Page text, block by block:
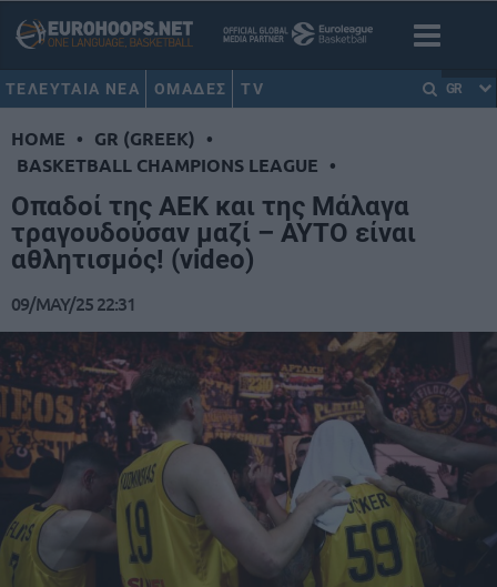
ΤΕΛΕΥΤΑΙΑ ΝΕΑ ΟΜΑΔΕΣ TV GR
HOME • GR (GREEK) •
BASKETBALL CHAMPIONS LEAGUE •
Οπαδοί της ΑΕΚ και της Μάλαγα
τραγουδούσαν μαζί – ΑΥΤΟ είναι
αθλητισμός! (video)
09/MAY/25 22:31